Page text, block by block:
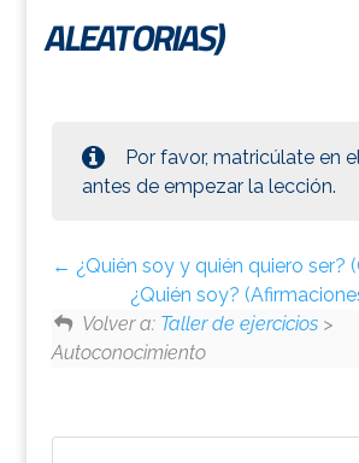
ALEATORIAS)
Por favor, matricúlate en
antes de empezar la lección.
¿Quién soy y quién quiero ser?
¿Quién soy?
Volver a: Taller de ejercicios >
Autoconocimiento